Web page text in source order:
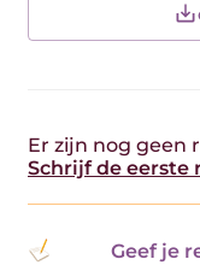
Er zijn nog geen
Schrijf de eerste
Geef je